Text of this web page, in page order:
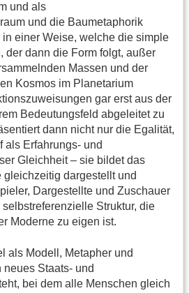
und als
und die Baumetaphorik
einer Weise, welche die simple
der dann die Form folgt, außer
Massen und der
Kosmos im Planetarium
gar erst aus der
Bedeutungsfeld abgeleitet zu
dann nicht nur die Egalität,
als Erfahrungs- und
Gleichheit – sie bildet das
gleichzeitig dargestellt und
Dargestellte und Zuschauer
Struktur, die
Moderne zu eigen ist.
als Modell, Metapher und
neues Staats- und
bei dem alle Menschen gleich